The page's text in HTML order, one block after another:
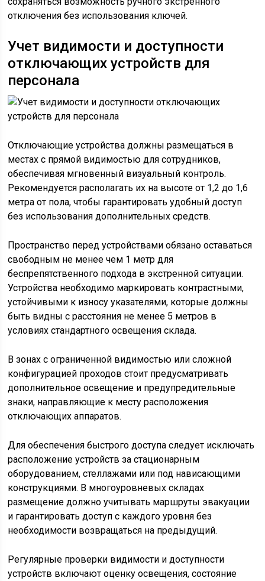
отключения без использования ключей.
Учет видимости и доступности
отключающих устройств для
персонала
Отключающие устройства должны размещаться в
местах с прямой видимостью для сотрудников,
обеспечивая мгновенный визуальный контроль.
Рекомендуется располагать их на высоте от 1,2 до 1,6
метра от пола, чтобы гарантировать удобный доступ
без использования дополнительных средств.
Пространство перед устройствами обязано оставаться
свободным не менее чем 1 метр для
беспрепятственного подхода в экстренной ситуации.
Устройства необходимо маркировать контрастными,
устойчивыми к износу указателями, которые должны
быть видны с расстояния не менее 5 метров в
условиях стандартного освещения склада.
В зонах с ограниченной видимостью или сложной
конфигурацией проходов стоит предусматривать
дополнительное освещение и предупредительные
знаки, направляющие к месту расположения
отключающих аппаратов.
Для обеспечения быстрого доступа следует исключать
расположение устройств за стационарным
оборудованием, стеллажами или под нависающими
конструкциями. В многоуровневых складах
размещение должно учитывать маршруты эвакуации
и гарантировать доступ с каждого уровня без
необходимости возвращаться на предыдущий.
Регулярные проверки видимости и доступности
устройств включают оценку освещения, состояние